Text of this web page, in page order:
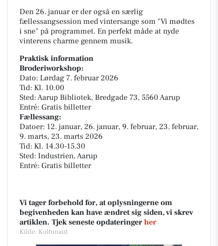
Den 26. januar er der også en særlig
fællessangsession med vintersange som "Vi mødtes
i sne" på programmet. En perfekt måde at nyde
vinterens charme gennem musik.
Praktisk information
Broderiworkshop:
Dato: Lørdag 7. februar 2026
Tid: Kl. 10.00
Sted: Aarup Bibliotek, Bredgade 73, 5560 Aarup
Entré: Gratis billetter
Fællessang:
Datoer: 12. januar, 26. januar, 9. februar, 23. februar,
9. marts, 23. marts 2026
Tid: Kl. 14.30-15.30
Sted: Industrien, Aarup
Entré: Gratis billetter
Vi tager forbehold for, at oplysningerne om
begivenheden kan have ændret sig siden, vi skrev
artiklen. Tjek seneste opdateringer her
Kilde: Kultunaut